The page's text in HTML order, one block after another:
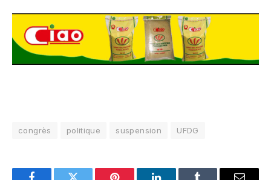
congrès politique suspension UFDG